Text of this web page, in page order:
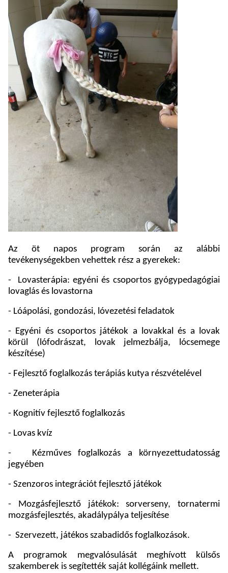
Az öt napos program során az alábbi
tevékenységekben vehettek rész a gyerekek:
-
Lovasterápia: egyéni és csoportos gyógypedagógiai
lovaglás és lovastorna
- Lóápolási, gondozási, lóvezetési feladatok
- Egyéni és csoportos játékok a lovakkal és a lovak
körül (lófodrászat, lovak jelmezbálja, lócsemege
készítése)
- Fejlesztő foglalkozás terápiás kutya részvételével
- Zeneterápia
- Kognitív fejlesztő foglalkozás
- Lovas kvíz
-
Kézműves foglalkozás a környezettudatosság
jegyében
- Szenzoros integrációt fejlesztő játékok
- Mozgásfejlesztő játékok: sorverseny, tornatermi
mozgásfejlesztés, akadálypálya teljesítése
- Szervezett, játékos szabadidős foglalkozások.
A programok megvalósulását meghívott külsős
szakemberek is segítették saját kollégáink mellett.